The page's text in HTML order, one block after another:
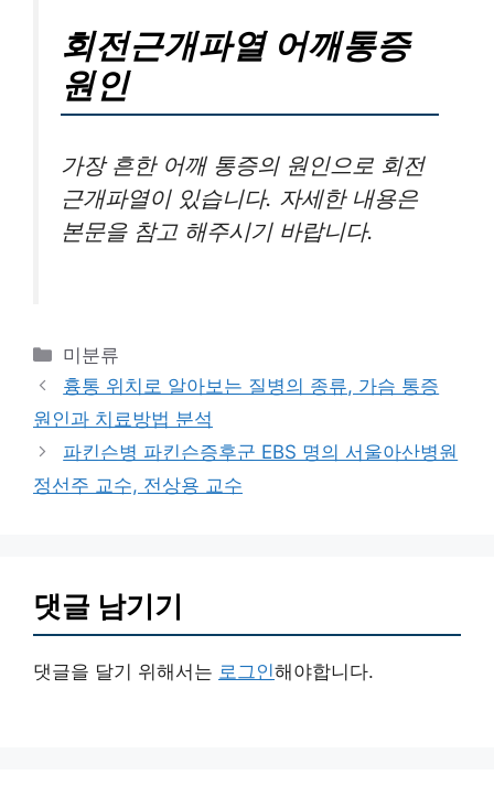
회전근개파열 어깨통증
원인
가장 흔한 어깨 통증의 원인으로 회전
근개파열이 있습니다. 자세한 내용은
본문을 참고 해주시기 바랍니다.
카
테
고
미분류
흉통 위치로 알아보는 질병의 종류, 가슴 통증
원인과 치료방법 분석
파킨슨병 파킨슨증후군 EBS 명의 서울아산병원
정선주 교수, 전상용 교수
댓글 남기기
댓글을 달기 위해서는 로그인해야합니다.